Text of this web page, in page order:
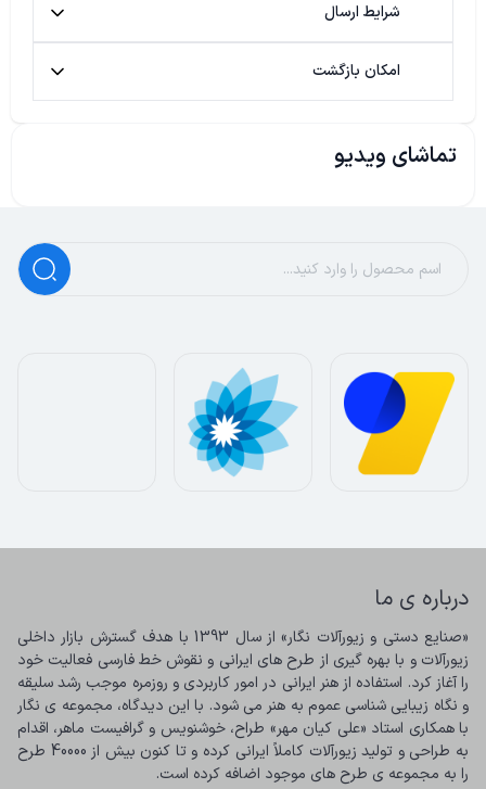
شرایط ارسال
امکان بازگشت
تماشای ویدیو
درباره ی ما
را به مجموعه ی طرح های موجود اضافه کرده است.